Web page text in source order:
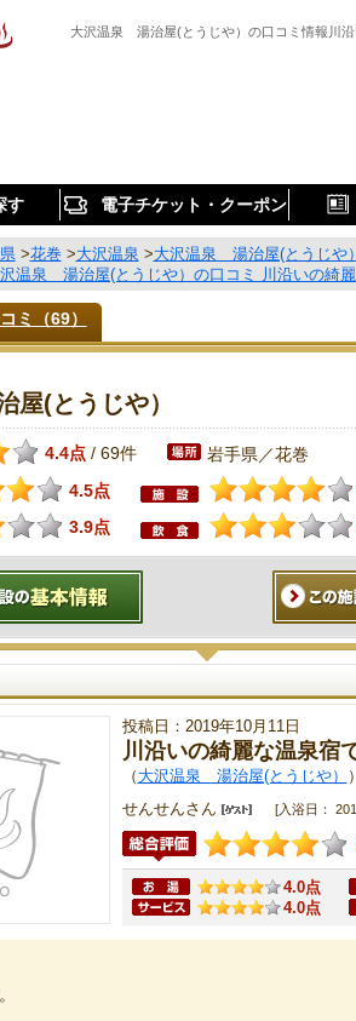
大沢温泉 湯治屋(とうじや）の口コミ情報川
す 電子チケット・クーポン
>花巻 >大沢温泉 >大沢温泉 湯治屋(とうじや）
温泉 湯治屋(とうじや）の口コミ 川沿いの綺
ミ（69）
(とうじや）
4.4点 / 69件 岩手県／花巻
4.5点
3.9点
投稿日：2019年10月11日
川沿いの綺麗な温泉宿
（ 大沢温泉 湯治屋(とうじや）
）
せんせんさん
[入浴日：
4.0点
4.0点